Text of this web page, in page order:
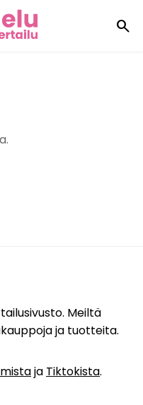
search
Meiltä
ja tuotteita.
ja Tiktokista.